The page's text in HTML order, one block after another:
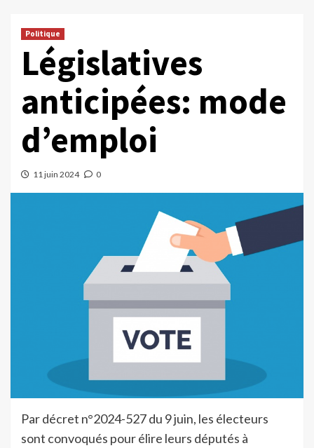
Politique
Législatives
anticipées: mode
d’emploi
11 juin 2024 0
Par décret n°2024-527 du 9 juin, les électeurs
sont convoqués pour élire leurs députés à